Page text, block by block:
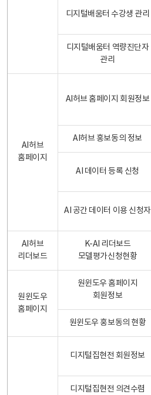
디지털배움터 수강생 관리
디지털배움터 역량진단자
관리
AI허브
홈페이지
AI허브 홈페이지 회원정보
AI허브 홍보동의 정보
AI 데이터 등록 신청
AI 공간 데이터 이용 신청자
AI허브
리더보드
K-AI 리더보드
모델평가신청현황
원윈도우
홈페이지
원윈도우 홈페이지
회원정보
원윈도우 홍보동의 현황
디지털집현전 회원정보
디지털집현전 의견수렴